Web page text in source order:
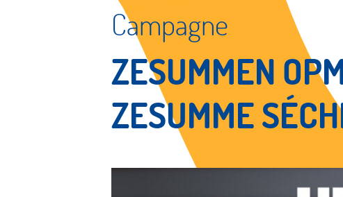
Campagne
ZESUMMEN
ZESUMME